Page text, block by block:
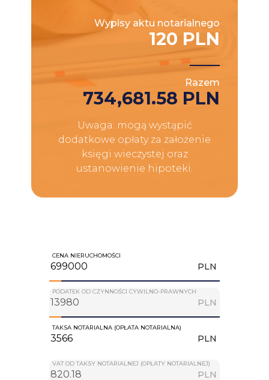
Wypisy aktu notarialnego
120 PLN
Razem
734,681.58 PLN
Uwaga: mogą wystąpić
dodatkowe opłaty za założenie
księgi wieczystej oraz
ustanowienie hipoteki.
CENA NIERUCHOMOŚCI
PLN
PODATEK OD CZYNNOŚCI CYWILNO-PRAWNYCH
PLN
TAKSA NOTARIALNA (OPŁATA NOTARIALNA)
PLN
VAT OD TAKSY NOTARIALNEJ (OPŁATY NOTARIALNEJ)
PLN